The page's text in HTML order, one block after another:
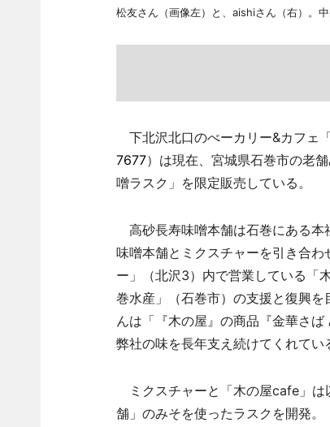
松友さん（画像左）と、aishiさん（右）。
下北沢北口のべーカリー&カフェ
7677）は現在、宮城県石巻市の老
噌ラスク」を限定販売している。
高砂長寿味噌本舗は石巻にある本
味噌本舗とミクスチャーを引き合
ー」（北沢3）内で営業している「
巻水産」（石巻市）の支援と復興
んは「『木の屋』の商品『金華さば
弊社の味を長年支え続けてくれて
ミクスチャーと「木の屋cafe」は
舗」のみそを使ったラスクを開発